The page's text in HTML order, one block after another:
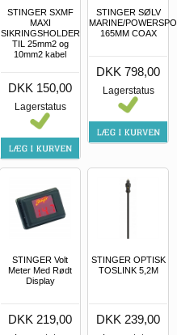
STINGER SXMF
MAXI
SIKRINGSHOLDER
TIL 25mm2 og
10mm2 kabel
DKK 150,00
Lagerstatus
STINGER SØLV
MARINE/
165MM COAX
DKK 798,00
Lagerstatus
STINGER Volt
Meter Med Rødt
Display
DKK 219,00
STINGER OPTISK
TOSLINK 5,2M
DKK 239,00